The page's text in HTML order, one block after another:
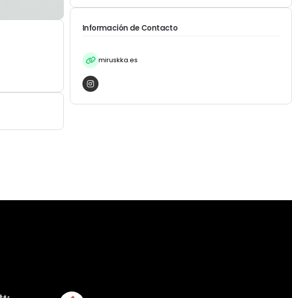
Información de Contacto
miruskka.es